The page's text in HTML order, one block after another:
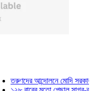
তরুণদের আন্দোলনে মোদি সরকার